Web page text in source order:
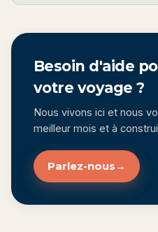
Besoin d'aide
votre voyage ?
Nous vivons ici et nous
meilleur mois et à
Parlez-nous →